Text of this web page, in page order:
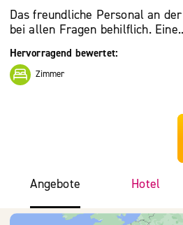
Das freundliche Personal an
bei allen Fragen behilflich.
Hervorragend bewertet:
Zimmer
Angebote Hotel